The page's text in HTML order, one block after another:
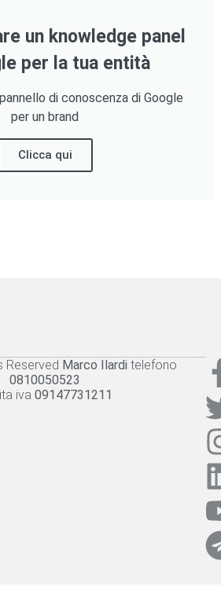
un knowledge panel
per la tua entità
di conoscenza di Google
per un brand
Clicca qui
Reserved Marco Ilardi telefono
0810050523
iva 09147731211